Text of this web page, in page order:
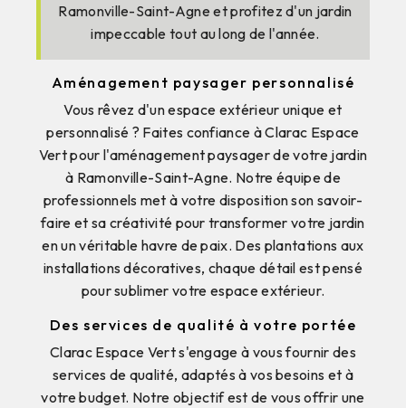
Ramonville-Saint-Agne et profitez d'un jardin
impeccable tout au long de l'année.
Aménagement paysager personnalisé
Vous rêvez d'un espace extérieur unique et
personnalisé ? Faites confiance à Clarac Espace
Vert pour l'aménagement paysager de votre jardin
à Ramonville-Saint-Agne. Notre équipe de
professionnels met à votre disposition son savoir-
faire et sa créativité pour transformer votre jardin
en un véritable havre de paix. Des plantations aux
installations décoratives, chaque détail est pensé
pour sublimer votre espace extérieur.
Des services de qualité à votre portée
Clarac Espace Vert s'engage à vous fournir des
services de qualité, adaptés à vos besoins et à
votre budget. Notre objectif est de vous offrir une